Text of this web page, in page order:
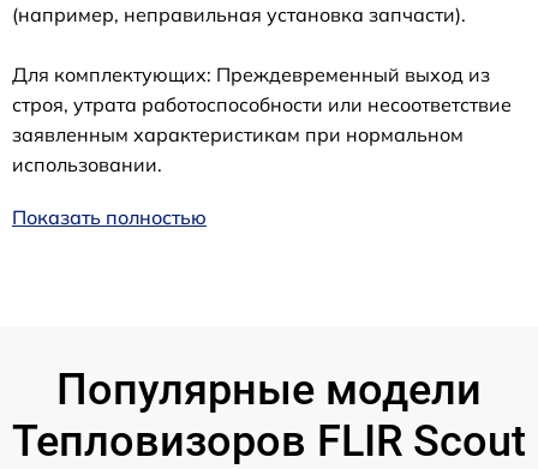
(например, неправильная установка запчасти).
Для комплектующих: Преждевременный выход из
строя, утрата работоспособности или несоответствие
заявленным характеристикам при нормальном
использовании.
Показать полностью
Популярные модели
Тепловизоров FLIR Scout